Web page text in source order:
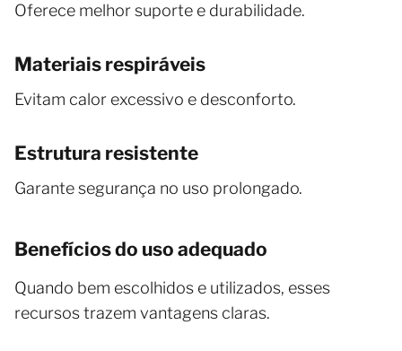
Oferece melhor suporte e durabilidade.
Materiais respiráveis
Evitam calor excessivo e desconforto.
Estrutura resistente
Garante segurança no uso prolongado.
Benefícios do uso adequado
Quando bem escolhidos e utilizados, esses
recursos trazem vantagens claras.